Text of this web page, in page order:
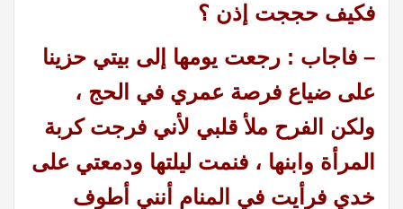
فكيف حججت إذن ؟
– فاجاب : رجعت يومها إلى بيتي حزينا
على ضياع فرصة عمري في الحج ،
ولكن الفرح ملأ قلبي لأني فرجت كربة
المرأة وابنها ، فنمت ليلتها ودمعتي على
خدي فرأيت في المنام أنني أطوف